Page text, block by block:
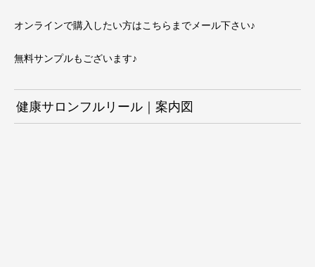
オンラインで購入したい方はこちらまでメール下さい♪
無料サンプルもございます♪
健康サロンフルリール｜案内図